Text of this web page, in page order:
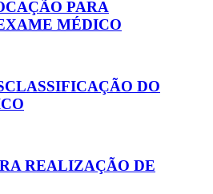
PARA
MÉDICO
DO
REALIZAÇÃO DE